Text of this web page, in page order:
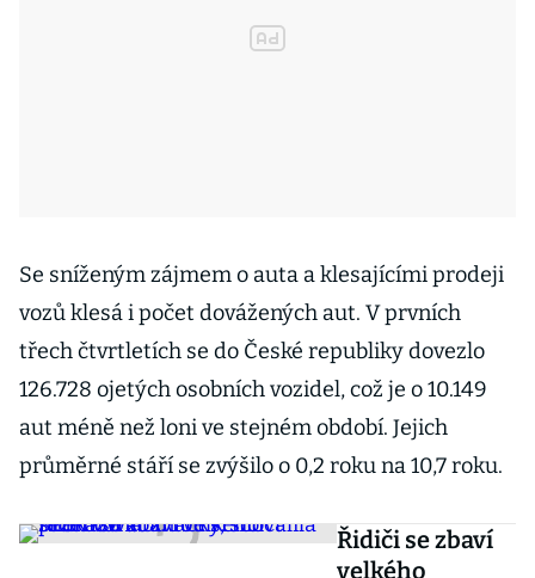
Se sníženým zájmem o auta a klesajícími prodeji
vozů klesá i počet dovážených aut. V prvních
třech čtvrtletích se do České republiky dovezlo
126.728 ojetých osobních vozidel, což je o 10.149
aut méně než loni ve stejném období. Jejich
průměrné stáří se zvýšilo o 0,2 roku na 10,7 roku.
Řidiči se zbaví
velkého